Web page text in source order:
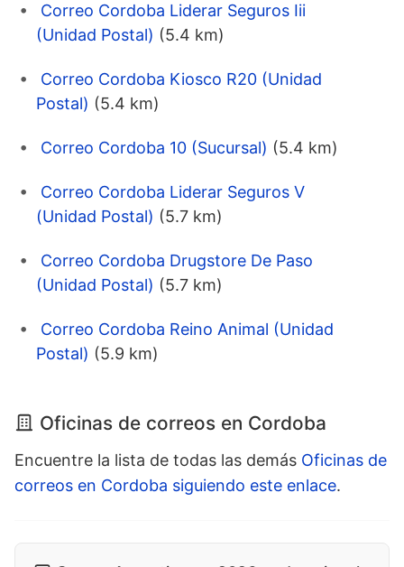
Correo Cordoba Liderar Seguros Iii
(Unidad Postal) (5.4 km)
Correo Cordoba Kiosco R20 (Unidad
Postal) (5.4 km)
Correo Cordoba 10 (Sucursal) (5.4 km)
Correo Cordoba Liderar Seguros V
(Unidad Postal) (5.7 km)
Correo Cordoba Drugstore De Paso
(Unidad Postal) (5.7 km)
Correo Cordoba Reino Animal (Unidad
Postal) (5.9 km)
Oficinas de correos en Cordoba
Encuentre la lista de todas las demás Oficinas de
correos en Cordoba siguiendo este enlace.